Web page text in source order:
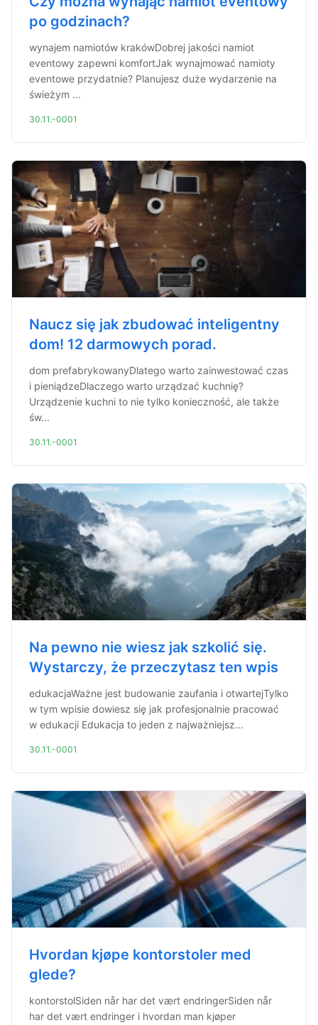
po godzinach?
wynajem namiotów krakówDobrej jakości namiot
eventowy zapewni komfortJak wynajmować namioty
eventowe przydatnie? Planujesz duże wydarzenie na
świeżym ...
30.11.-0001
Naucz się jak zbudować inteligentny
dom! 12 darmowych porad.
dom prefabrykowanyDlatego warto zainwestować czas
i pieniądzeDlaczego warto urządzać kuchnię?
Urządzenie kuchni to nie tylko konieczność, ale także
św...
30.11.-0001
Na pewno nie wiesz jak szkolić się.
Wystarczy, że przeczytasz ten wpis
edukacjaWażne jest budowanie zaufania i otwartejTylko
w tym wpisie dowiesz się jak profesjonalnie pracować
w edukacji Edukacja to jeden z najważniejsz...
30.11.-0001
Hvordan kjøpe kontorstoler med
glede?
kontorstolSiden når har det vært endringerSiden når
har det vært endringer i hvordan man kjøper